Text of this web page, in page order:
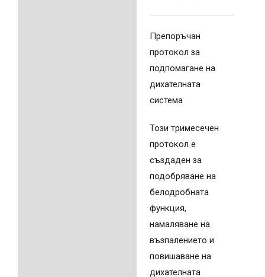
Препоръчан
протокол за
подпомагане на
дихателната
система
Този тримесечен
протокол е
създаден за
подобряване на
белодробната
функция,
намаляване на
възпалението и
повишаване на
дихателната